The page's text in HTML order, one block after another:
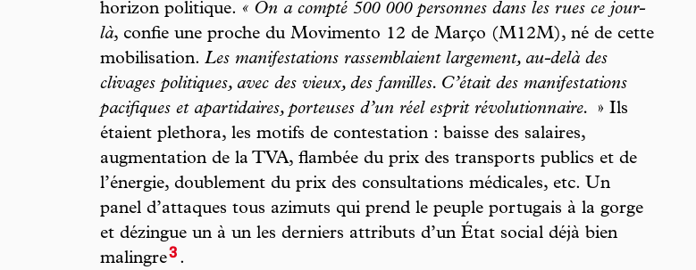
horizon politique. « On a compté 500 000 personnes dans les rues ce jour-
là, confie une proche du Movimento 12 de Março (M12M), né de cette
mobilisation. Les manifestations rassemblaient largement, au-delà des
clivages politiques, avec des vieux, des familles. C’était des manifestations
pacifiques et apartidaires, porteuses d’un réel esprit révolutionnaire. » Ils
étaient plethora, les motifs de contestation : baisse des salaires,
augmentation de la TVA, flambée du prix des transports publics et de
l’énergie, doublement du prix des consultations médicales, etc. Un
panel d’attaques tous azimuts qui prend le peuple portugais à la gorge
et dézingue un à un les derniers attributs d’un État social déjà bien
malingre3 .